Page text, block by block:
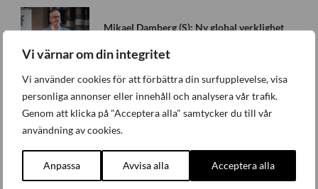
Vi värnar om din integritet
Vi använder cookies för att förbättra din surfupplevelse, visa
personliga annonser eller innehåll och analysera vår trafik.
Genom att klicka på "Acceptera alla" samtycker du till vår
användning av cookies.
Anpassa Avvisa alla Acceptera alla
Mikael Damberg (S): Ny global verklighet
Tobias Andersson (SD): Energipolitik och reformtempo i fokus
Företagande,Nyheter Fredag 29 Maj 2026
Företagande,Nyheter Fredag 29 Maj 2026